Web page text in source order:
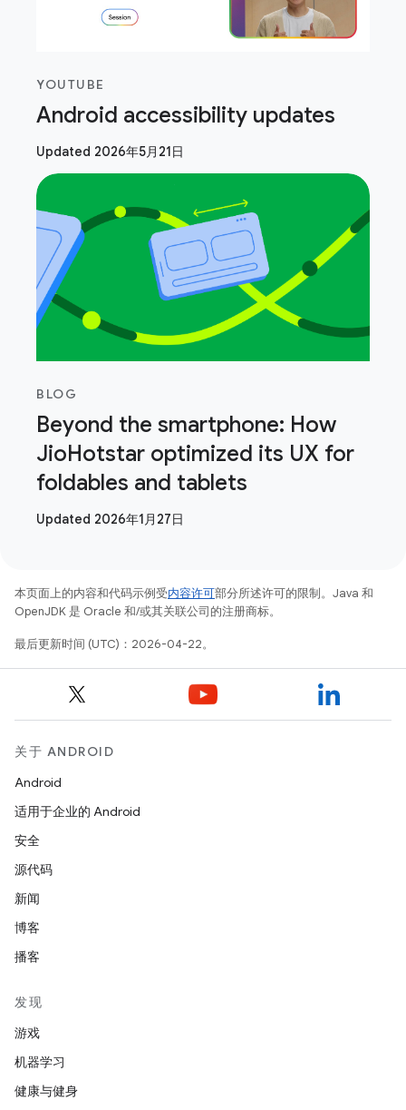
YOUTUBE
Android accessibility updates
Updated 2026年5月21日
BLOG
Beyond the smartphone: How
JioHotstar optimized its UX for
foldables and tablets
Updated 2026年1月27日
本页面上的内容和代码示例受内容许可部分所述许可的限制。Java 和
OpenJDK 是 Oracle 和/或其关联公司的注册商标。
最后更新时间 (UTC)：2026-04-22。
关于 ANDROID
Android
适用于企业的 Android
安全
源代码
新闻
博客
播客
发现
游戏
机器学习
健康与健身